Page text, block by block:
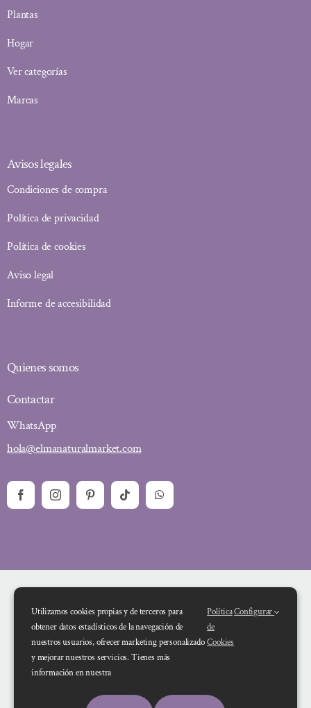
Plantas
Hogar
Ver categorías
Marcas
Avisos legales
Condiciones de compra
Política de privacidad
Política de cookies
Aviso legal
Informe de accesibilidad
Quienes somos
Contactar
WhatsApp
hola@elmanaturalmarket.com
Financiado por la Unión Europea – NextGenerationEU. Sin embargo, los
autores y no reflejan necesariamente los de la Unión Europea o la Comisión
Utilizamos cookies propias y de terceros para
obtener datos estadísticos de la navegación de
nuestros usuarios, ofrecer marketing personalizado
y mejorar nuestros servicios. Tienes más
información en nuestra
Política
de
Cookies
Configurar